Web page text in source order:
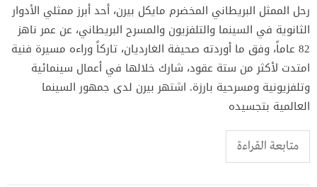
رحل الممثل البريطاني المخضرم مايكل بيرن، أحد أبرز ممثلي الأدوار
الثانوية في السينما والتلفزيون والمسرح البريطاني، عن عمر ناهز
82 عاماً، وفق ما أوردته صحيفة الغارديان، تاركاً وراءه مسيرة فنية
امتدت لأكثر من ستة عقود، شارك خلالها في أعمال سينمائية
وتلفزيونية ومسرحية بارزة. اشتهر بيرن لدى جمهور السينما
العالمية بتجسيده
متابعة القراءة